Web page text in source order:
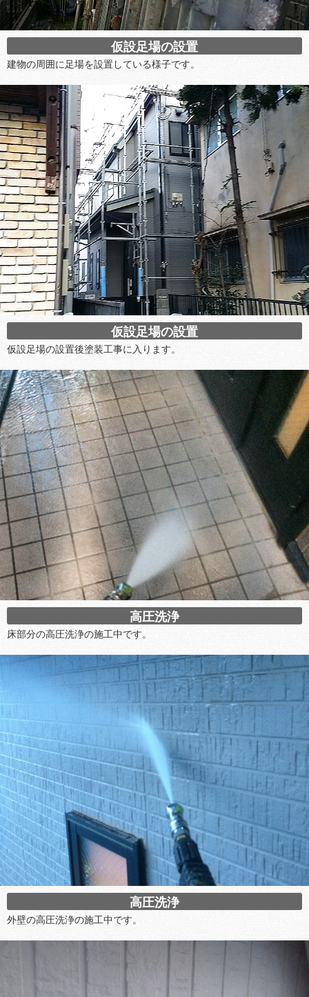
仮設足場の設置
建物の周囲に足場を設置している様子です。
仮設足場の設置
仮設足場の設置後塗装工事に入ります。
高圧洗浄
床部分の高圧洗浄の施工中です。
高圧洗浄
外壁の高圧洗浄の施工中です。